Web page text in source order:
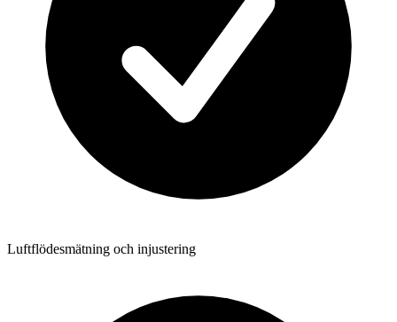
Luftflödesmätning och injustering